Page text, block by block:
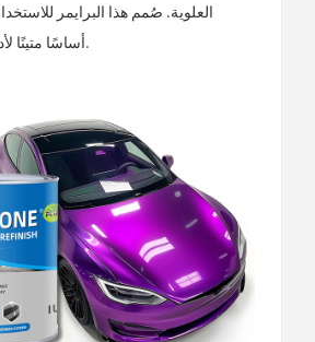
العلوية. صُمم هذا البرايمر
أساسًا متينًا لأداء طلاء يدوم طويلًا.